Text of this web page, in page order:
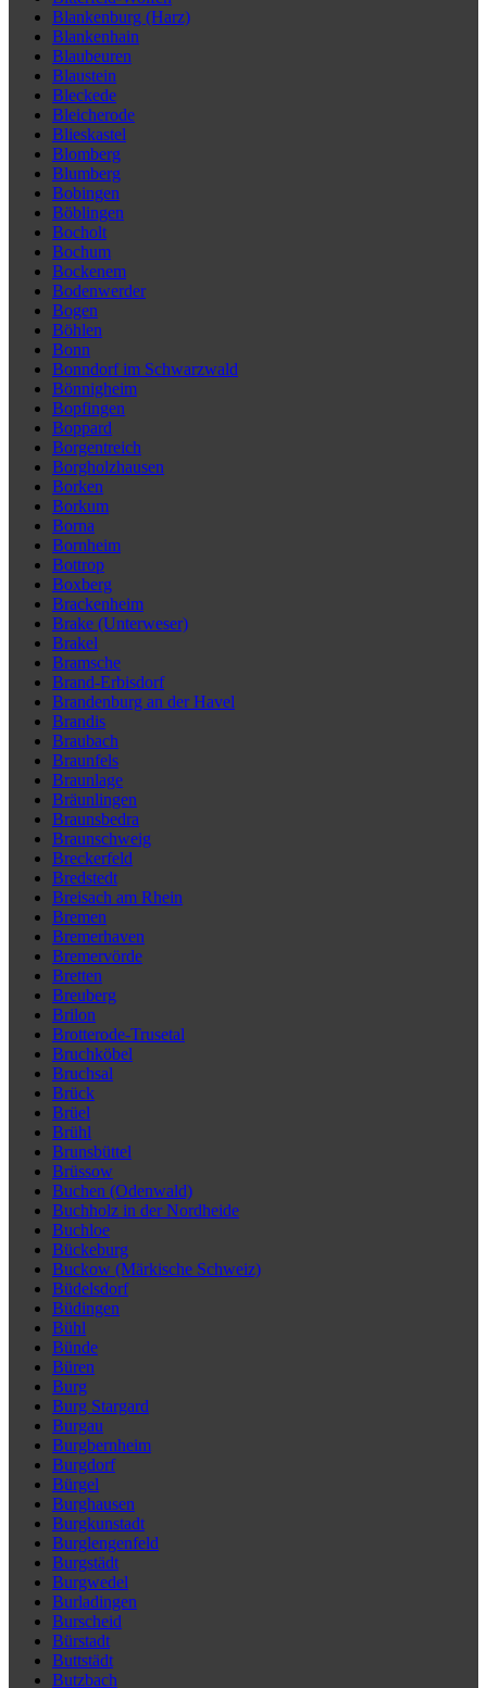
Blankenburg (Harz)
Blankenhain
Blaubeuren
Blaustein
Bleckede
Bleicherode
Blieskastel
Blomberg
Blumberg
Bobingen
Böblingen
Bocholt
Bochum
Bockenem
Bodenwerder
Bogen
Böhlen
Bonn
Bonndorf im Schwarzwald
Bönnigheim
Bopfingen
Boppard
Borgentreich
Borgholzhausen
Borken
Borkum
Borna
Bornheim
Bottrop
Boxberg
Brackenheim
Brake (Unterweser)
Brakel
Bramsche
Brand-Erbisdorf
Brandenburg an der Havel
Brandis
Braubach
Braunfels
Braunlage
Bräunlingen
Braunsbedra
Braunschweig
Breckerfeld
Bredstedt
Breisach am Rhein
Bremen
Bremerhaven
Bremervörde
Bretten
Breuberg
Brilon
Brotterode-Trusetal
Bruchköbel
Bruchsal
Brück
Brüel
Brühl
Brunsbüttel
Brüssow
Buchen (Odenwald)
Buchholz in der Nordheide
Buchloe
Bückeburg
Buckow (Märkische Schweiz)
Büdelsdorf
Büdingen
Bühl
Bünde
Büren
Burg
Burg Stargard
Burgau
Burgbernheim
Burgdorf
Bürgel
Burghausen
Burgkunstadt
Burglengenfeld
Burgstädt
Burgwedel
Burladingen
Burscheid
Bürstadt
Buttstädt
Butzbach